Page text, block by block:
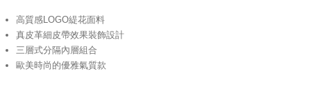
高質感LOGO緹花面料
真皮革細皮帶效果裝飾設計
三層式分隔內層組合
歐美時尚的優雅氣質款